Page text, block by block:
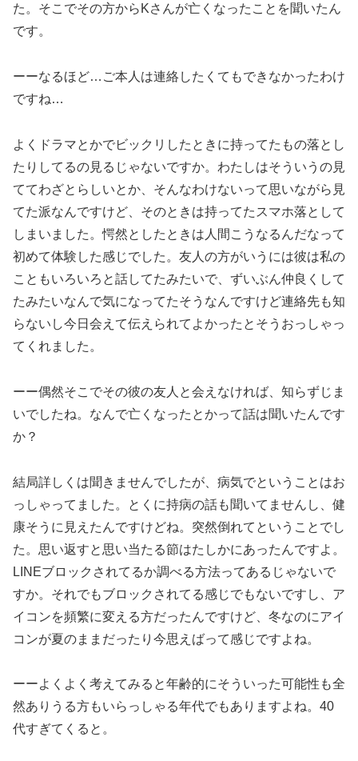
た。そこでその方からKさんが亡くなったことを聞いたん
です。
ーーなるほど…ご本人は連絡したくてもできなかったわけ
ですね…
よくドラマとかでビックリしたときに持ってたもの落とし
たりしてるの見るじゃないですか。わたしはそういうの見
ててわざとらしいとか、そんなわけないって思いながら見
てた派なんですけど、そのときは持ってたスマホ落として
しまいました。愕然としたときは人間こうなるんだなって
初めて体験した感じでした。友人の方がいうには彼は私の
こともいろいろと話してたみたいで、ずいぶん仲良くして
たみたいなんで気になってたそうなんですけど連絡先も知
らないし今日会えて伝えられてよかったとそうおっしゃっ
てくれました。
ーー偶然そこでその彼の友人と会えなければ、知らずじま
いでしたね。なんで亡くなったとかって話は聞いたんです
か？
結局詳しくは聞きませんでしたが、病気でということはお
っしゃってました。とくに持病の話も聞いてませんし、健
康そうに見えたんですけどね。突然倒れてということでし
た。思い返すと思い当たる節はたしかにあったんですよ。
LINEブロックされてるか調べる方法ってあるじゃないで
すか。それでもブロックされてる感じでもないですし、ア
イコンを頻繁に変える方だったんですけど、冬なのにアイ
コンが夏のままだったり今思えばって感じですよね。
ーーよくよく考えてみると年齢的にそういった可能性も全
然ありうる方もいらっしゃる年代でもありますよね。40
代すぎてくると。